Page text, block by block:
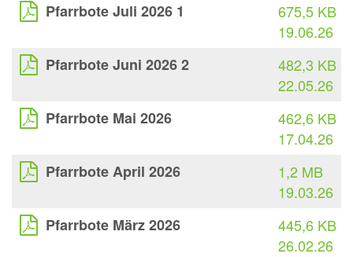
Pfarrbote Juli 2026 1
675,5 KB
19.06.26
Pfarrbote Juni 2026 2
482,3 KB
22.05.26
Pfarrbote Mai 2026
462,6 KB
17.04.26
Pfarrbote April 2026
1,2 MB
19.03.26
Pfarrbote März 2026
445,6 KB
26.02.26